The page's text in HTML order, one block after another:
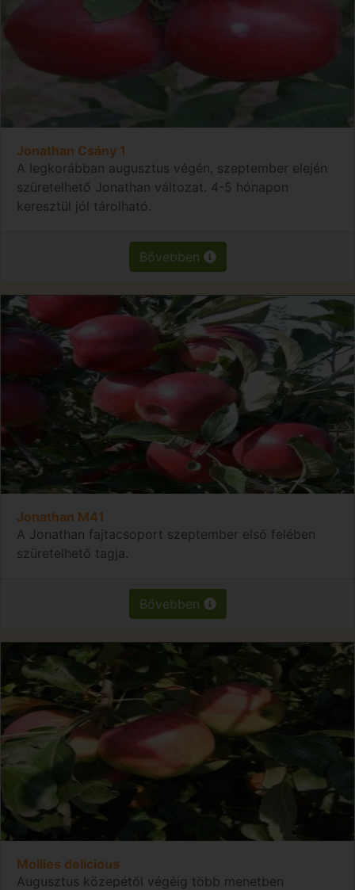
Jonathan Csány 1
A legkorábban augusztus végén, szeptember elején
szüretelhető Jonathan változat. 4-5 hónapon
keresztül jól tárolható.
Bővebben
Jonathan M41
A Jonathan fajtacsoport szeptember első felében
szüretelhető tagja.
Bővebben
Mollies delicious
Augusztus közepétől végéig több menetben